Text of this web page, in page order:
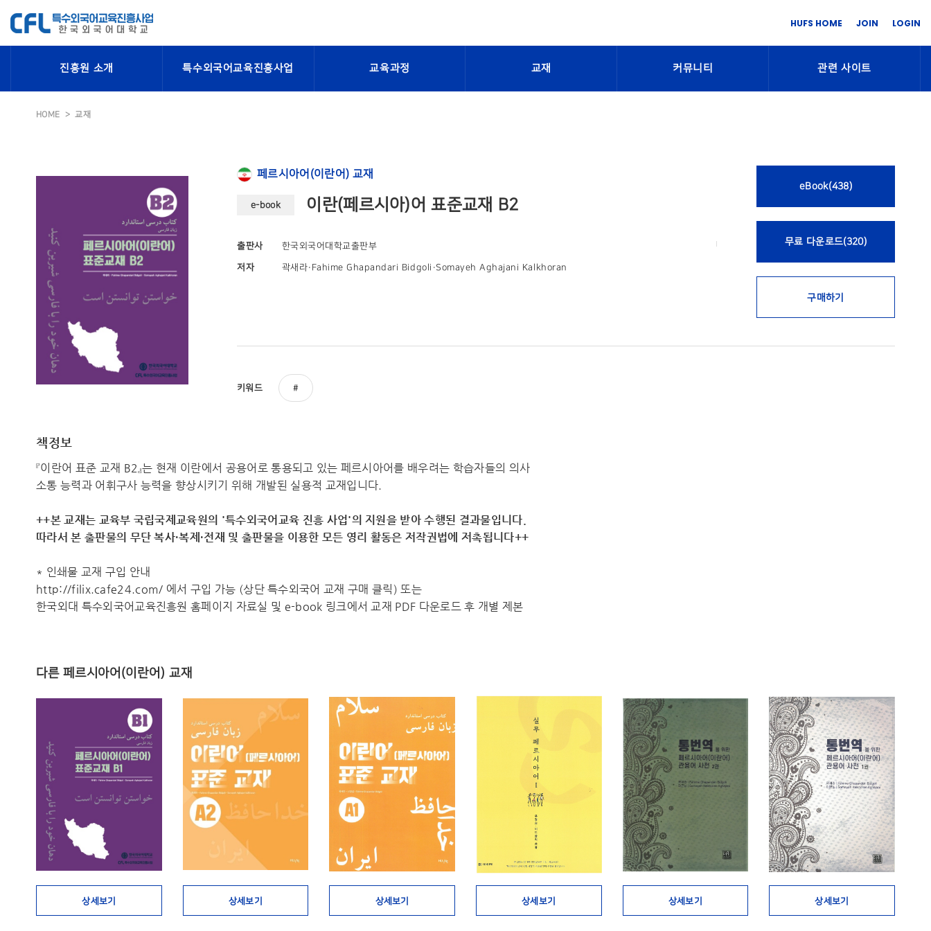
HUFS HOME JOIN LOGIN
진흥원 소개 특수외국어교육진흥사업 교육과정 교재 커뮤니티 관련 사이트
HOME 교재
페르시아어(이란어) 교재
e-book 이란(페르시아)어 표준교재 B2
출판사 한국외국어대학교출판부
저자 곽새라·Fahime Ghapandari Bidgoli·Somayeh Aghajani Kalkhoran
eBook(438)
무료 다운로드(320)
구매하기
키워드
책정보
『이란어 표준 교재 B2』는 현재 이란에서 공용어로 통용되고 있는 페르시아어를 배우려는 학습자들의 의사
소통 능력과 어휘구사 능력을 향상시키기 위해 개발된 실용적 교재입니다.
++본 교재는 교육부 국립국제교육원의 '특수외국어교육 진흥 사업'의 지원을 받아 수행된 결과물입니다.
따라서 ​본 출판물의 무단 복사·복제·전재 및 출판물을 이용한 모든 영리 활동은 저작권법에 저촉됩니다++
* 인쇄물 교재 구입 안내
http://filix.cafe24.com/ 에서 구입 가능 (상단 특수외국어 교재 구매 클릭) 또는
한국외대 특수외국어교육진흥원 홈페이지 자료실 및 e-book 링크에서 교재 PDF 다운로드 후 개별 제본
다른 페르시아어(이란어) 교재
상세보기 상세보기 상세보기 상세보기 상세보기 상세보기